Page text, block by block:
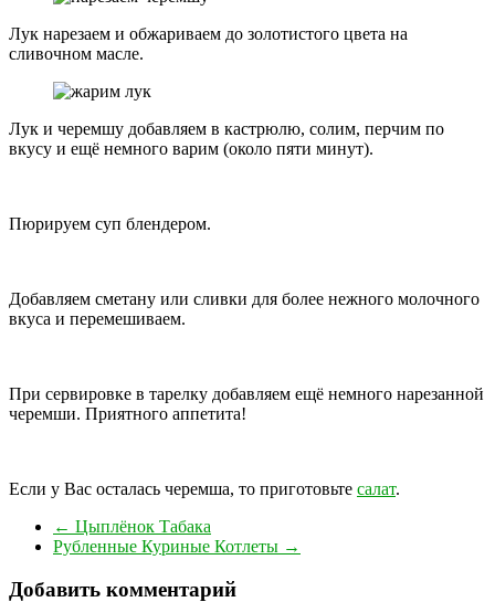
Лук нарезаем и обжариваем до золотистого цвета на
сливочном масле.
Лук и черемшу добавляем в кастрюлю, солим, перчим по
вкусу и ещё немного варим (около пяти минут).
Пюрируем суп блендером.
Добавляем сметану или сливки для более нежного молочного
вкуса и перемешиваем.
При сервировке в тарелку добавляем ещё немного нарезанной
черемши. Приятного аппетита!
Если у Вас осталась черемша, то приготовьте салат.
← Цыплёнок Табака
Рубленные Куриные Котлеты →
Добавить комментарий